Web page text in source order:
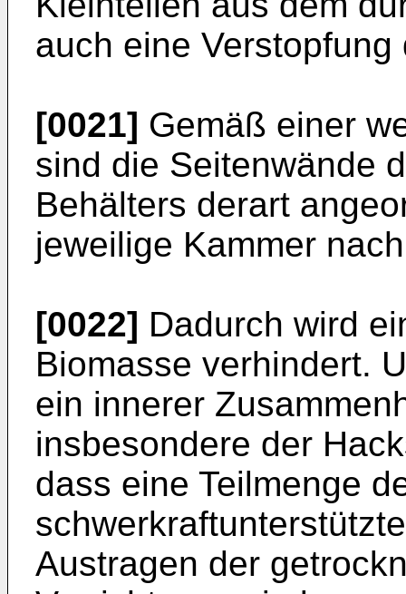
auch eine
[0021] Gemäß einer
sind die Seitenwände
Behälters derart
jeweilige Kammer
[0022] Dadurch wird
Biomasse verhindert.
ein innerer
insbesondere der
dass eine Teilmenge
Austragen der